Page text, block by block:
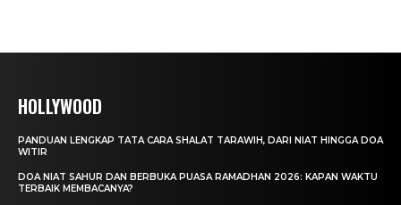
HOLLYWOOD
PANDUAN LENGKAP TATA CARA SHALAT TARAWIH, DARI NIAT HINGGA DOA
WITIR
DOA NIAT SAHUR DAN BERBUKA PUASA RAMADHAN 2026: KAPAN WAKTU
TERBAIK MEMBACANYA?